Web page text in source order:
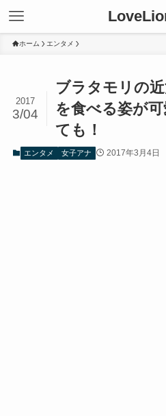
ホーム エンタメ
ブラタモリの
を食べる姿が
ても！
2017
3/04
エンタメ 女子アナ 2017年3月4日